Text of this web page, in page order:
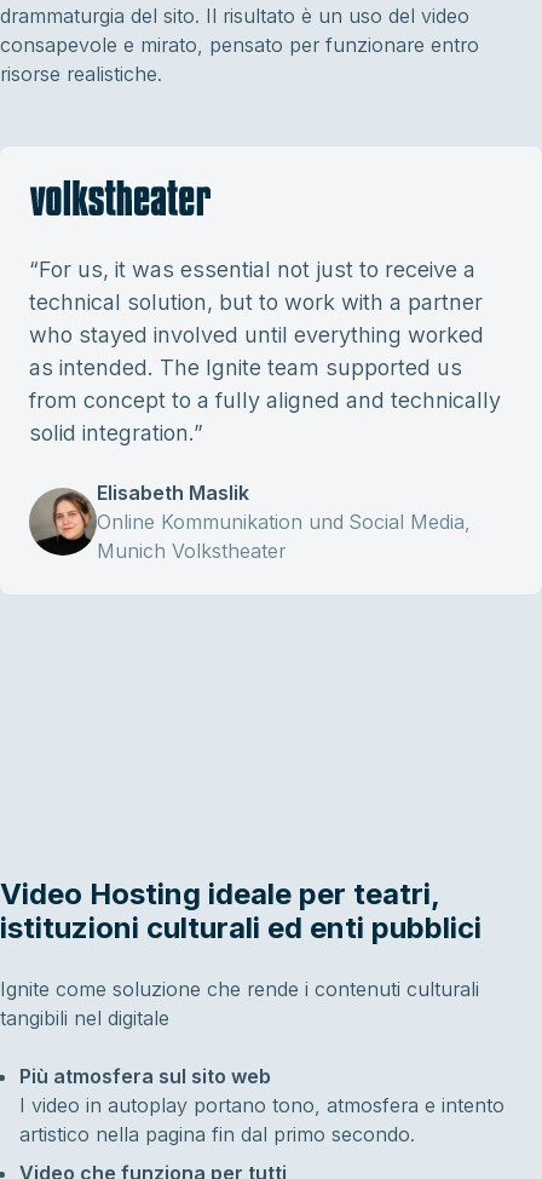
drammaturgia del sito. Il risultato è un uso del video
consapevole e mirato, pensato per funzionare entro
risorse realistiche.
“For us, it was essential not just to receive a
technical solution, but to work with a partner
who stayed involved until everything worked
as intended. The Ignite team supported us
from concept to a fully aligned and technically
solid integration.”
Elisabeth Maslik
Online Kommunikation und Social Media,
Munich Volkstheater
Video Hosting ideale per teatri,
istituzioni culturali ed enti pubblici
Ignite come soluzione che rende i contenuti culturali
tangibili nel digitale
Più atmosfera sul sito web
I video in autoplay portano tono, atmosfera e intento
artistico nella pagina fin dal primo secondo.
Video che funziona per tutti